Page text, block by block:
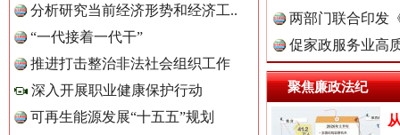
分析研究当前经济形势和经济工..
“一代接着一代干”
推进打击整治非法社会组织工作
深入开展职业健康保护行动
可再生能源发展“十五五”规划
两部门联合印发
定》
促家政服务业高
聚焦廉政法纪
中国全民新闻网.
永